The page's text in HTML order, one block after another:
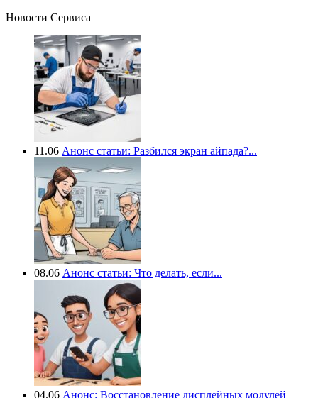
Новости Сервиса
11.06 Анонс статьи: Разбился экран айпада?...
08.06 Анонс статьи: Что делать, если...
04.06 Анонс: Восстановление дисплейных модулей